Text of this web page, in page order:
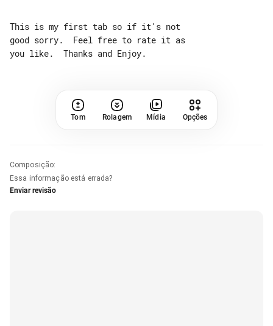
This is my first tab so if it's not
good sorry.  Feel free to rate it as
Tom Rolagem Mídia Opções
Composição:
Essa informação está errada?
Enviar revisão